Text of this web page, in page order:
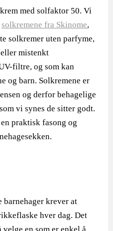
med solfaktor 50. Vi
solkremene fra Skinome,
solkremer uten parfyme,
mistenkt
filtre, og som kan
og barn. Solkremene er
og derfor behagelige
vi synes de sitter godt.
praktisk fasong og
barnehager krever at
hver dag. Det